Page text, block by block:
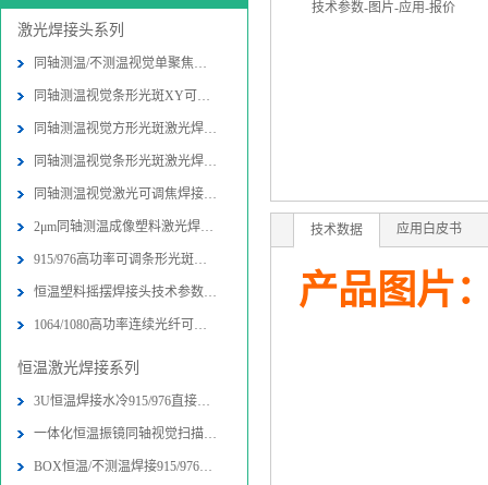
激光焊接头系列
同轴测温/不测温视觉单聚焦激光焊接
同轴测温视觉条形光斑XY可调激光焊接
同轴测温视觉方形光斑激光焊接头技术
同轴测温视觉条形光斑激光焊接头技术
同轴测温视觉激光可调焦焊接头技术参
2μm同轴测温成像塑料激光焊接头技术
915/976高功率可调条形光斑激光封边
恒温塑料摇摆焊接头技术参数-图片-应
1064/1080高功率连续光纤可调条形光
恒温激光焊接系列
3U恒温焊接水冷915/976直接半导体激
一体化恒温振镜同轴视觉扫描焊接加工
BOX恒温/不测温焊接915/976直接半导
技术数据 应用白皮书
产品图片